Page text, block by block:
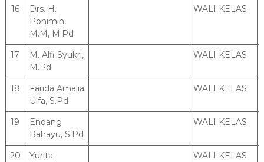
16
Drs. H.
Ponimin,
M.M, M.Pd
WALI KELAS
17
M. Alfi Syukri,
M.Pd
WALI KELAS
18
Farida Amalia
Ulfa, S.Pd
WALI KELAS
19
Endang
Rahayu, S.Pd
WALI KELAS
20
Yurita
WALI KELAS